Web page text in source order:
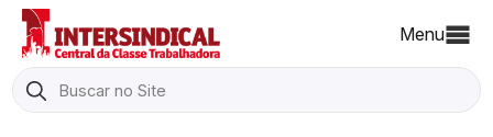
Menu
Search
for: